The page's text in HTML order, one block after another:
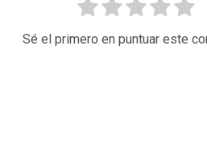
Sé el primero en puntuar este